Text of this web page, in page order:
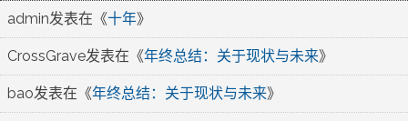
admin发表在《十年》
CrossGrave发表在《年终总结：关于现状与未来》
bao发表在《年终总结：关于现状与未来》